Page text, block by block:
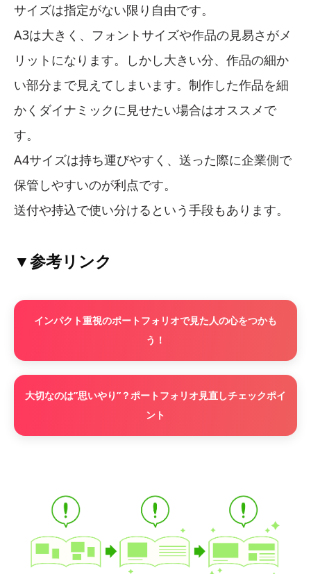
サイズは指定がない限り自由です。
A3は大きく、フォントサイズや作品の見易さがメ
リットになります。しかし大きい分、作品の細か
い部分まで見えてしまいます。制作した作品を細
かくダイナミックに見せたい場合はオススメで
す。
A4サイズは持ち運びやすく、送った際に企業側で
保管しやすいのが利点です。
送付や持込で使い分けるという手段もあります。
▼参考リンク
インパクト重視のポートフォリオで見た人の心をつかも
う！
大切なのは”思いやり”？ポートフォリオ見直しチェックポイ
ント